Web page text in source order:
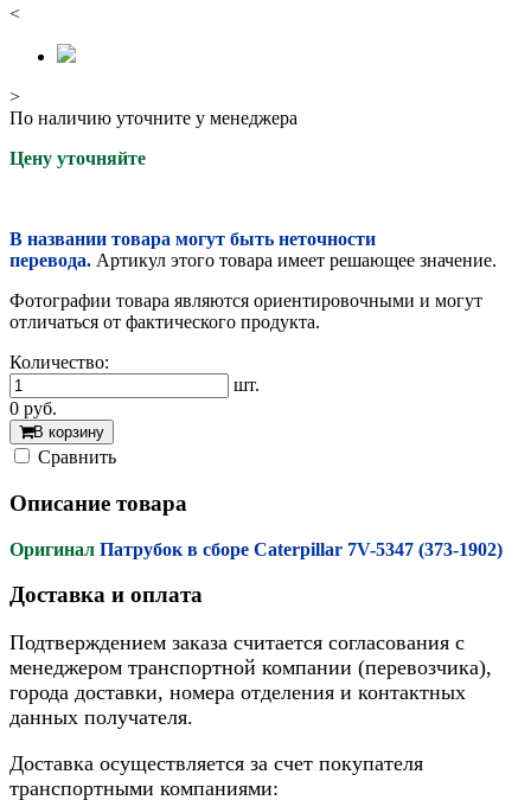
<
>
По наличию уточните у менеджера
Цену уточняйте
В названии товара могут быть неточности
перевода. Артикул этого товара имеет решающее значение.
Фотографии товара являются ориентировочными и могут
отличаться от фактического продукта.
Количество:
шт.
0 руб.
В корзину
Cравнить
Описание товара
Оригинал Патрубок в сборе Caterpillar 7V-5347 (373-1902)
Доставка и оплата
Подтверждением заказа считается согласования с
менеджером транспортной компании (перевозчика),
города доставки, номера отделения и контактных
данных получателя.
Доставка осуществляется за счет покупателя
транспортными компаниями: